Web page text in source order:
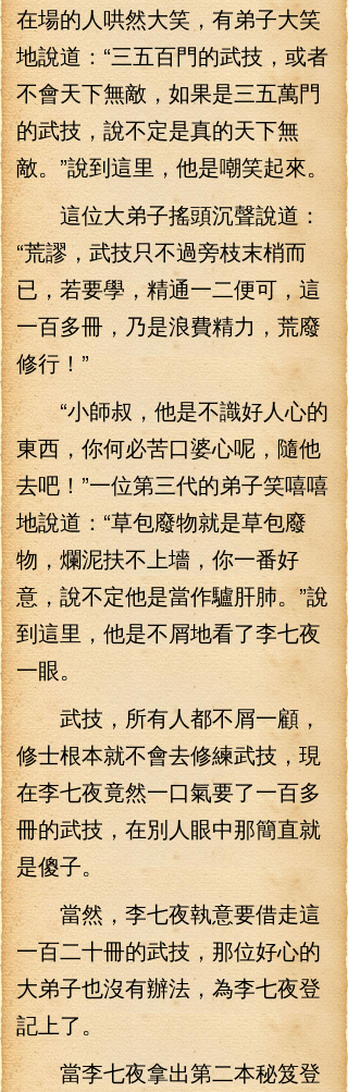
在場的人哄然大笑，有弟子大笑
地說道：“三五百門的武技，或者
不會天下無敵，如果是三五萬門
的武技，說不定是真的天下無
敵。”說到這里，他是嘲笑起來。
這位大弟子搖頭沉聲說道：
“荒謬，武技只不過旁枝末梢而
已，若要學，精通一二便可，這
一百多冊，乃是浪費精力，荒廢
修行！”
“小師叔，他是不識好人心的
東西，你何必苦口婆心呢，隨他
去吧！”一位第三代的弟子笑嘻嘻
地說道：“草包廢物就是草包廢
物，爛泥扶不上墻，你一番好
意，說不定他是當作驢肝肺。”說
到這里，他是不屑地看了李七夜
一眼。
武技，所有人都不屑一顧，
修士根本就不會去修練武技，現
在李七夜竟然一口氣要了一百多
冊的武技，在別人眼中那簡直就
是傻子。
當然，李七夜執意要借走這
一百二十冊的武技，那位好心的
大弟子也沒有辦法，為李七夜登
記上了。
當李七夜拿出第二本秘笈登